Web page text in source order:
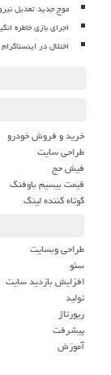
موج جدید تعدیل
اجرای بازی خاطره
اختلال در
خرید و فروش خودرو
طراحی سایت
فیش حج
قیمت بیسیم باوفنگ
کوتاه کننده لینک
طراحی وبسایت
سئو
افزایش بازدید سایت
تولید
رپورتاژ
پیشرفت
آموزش